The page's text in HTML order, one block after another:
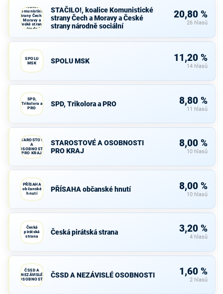
koalice
Komunistické
strany Čech a
Moravy a
České strany
národně
STAČILO!, koalice Komunistické
strany Čech a Moravy a České
strany národně sociální
20,80 %
26 hlasů
SPOLU
MSK
SPOLU MSK 11,20 %
14 hlasů
SPD,
Trikolora a
PRO
SPD, Trikolora a PRO 8,80 %
11 hlasů
STAROSTOVÉ
A
OSOBNOSTI
PRO KRAJ
STAROSTOVÉ A OSOBNOSTI
PRO KRAJ
8,00 %
10 hlasů
PŘÍSAHA
občanské
hnutí
PŘÍSAHA občanské hnutí 8,00 %
10 hlasů
Česká
pirátská
strana
Česká pirátská strana 3,20 %
4 hlasů
ČSSD A
NEZÁVISLÉ
OSOBNOSTI
ČSSD A NEZÁVISLÉ OSOBNOSTI 1,60 %
2 hlasů